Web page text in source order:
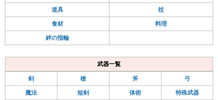
道具
杖
食材
料理
絆の指輪
武器一覧
剣
槍 斧
弓
魔法
短剣 体術 特殊武器